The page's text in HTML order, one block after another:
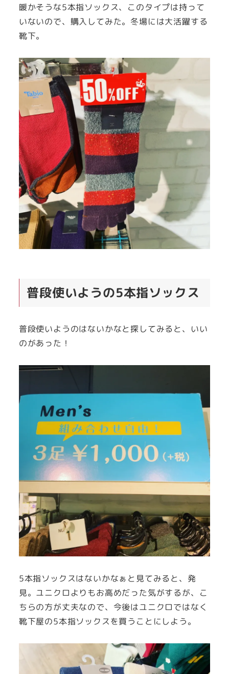
暖かそうな5本指ソックス、このタイプは持って
いないので、購入してみた。冬場には大活躍する
靴下。
普段使いようの5本指ソックス
普段使いようのはないかなと探してみると、いい
のがあった！
5本指ソックスはないかなぁと見てみると、発
見。ユニクロよりもお高めだった気がするが、こ
ちらの方が丈夫なので、今後はユニクロではなく
靴下屋の5本指ソックスを買うことにしよう。